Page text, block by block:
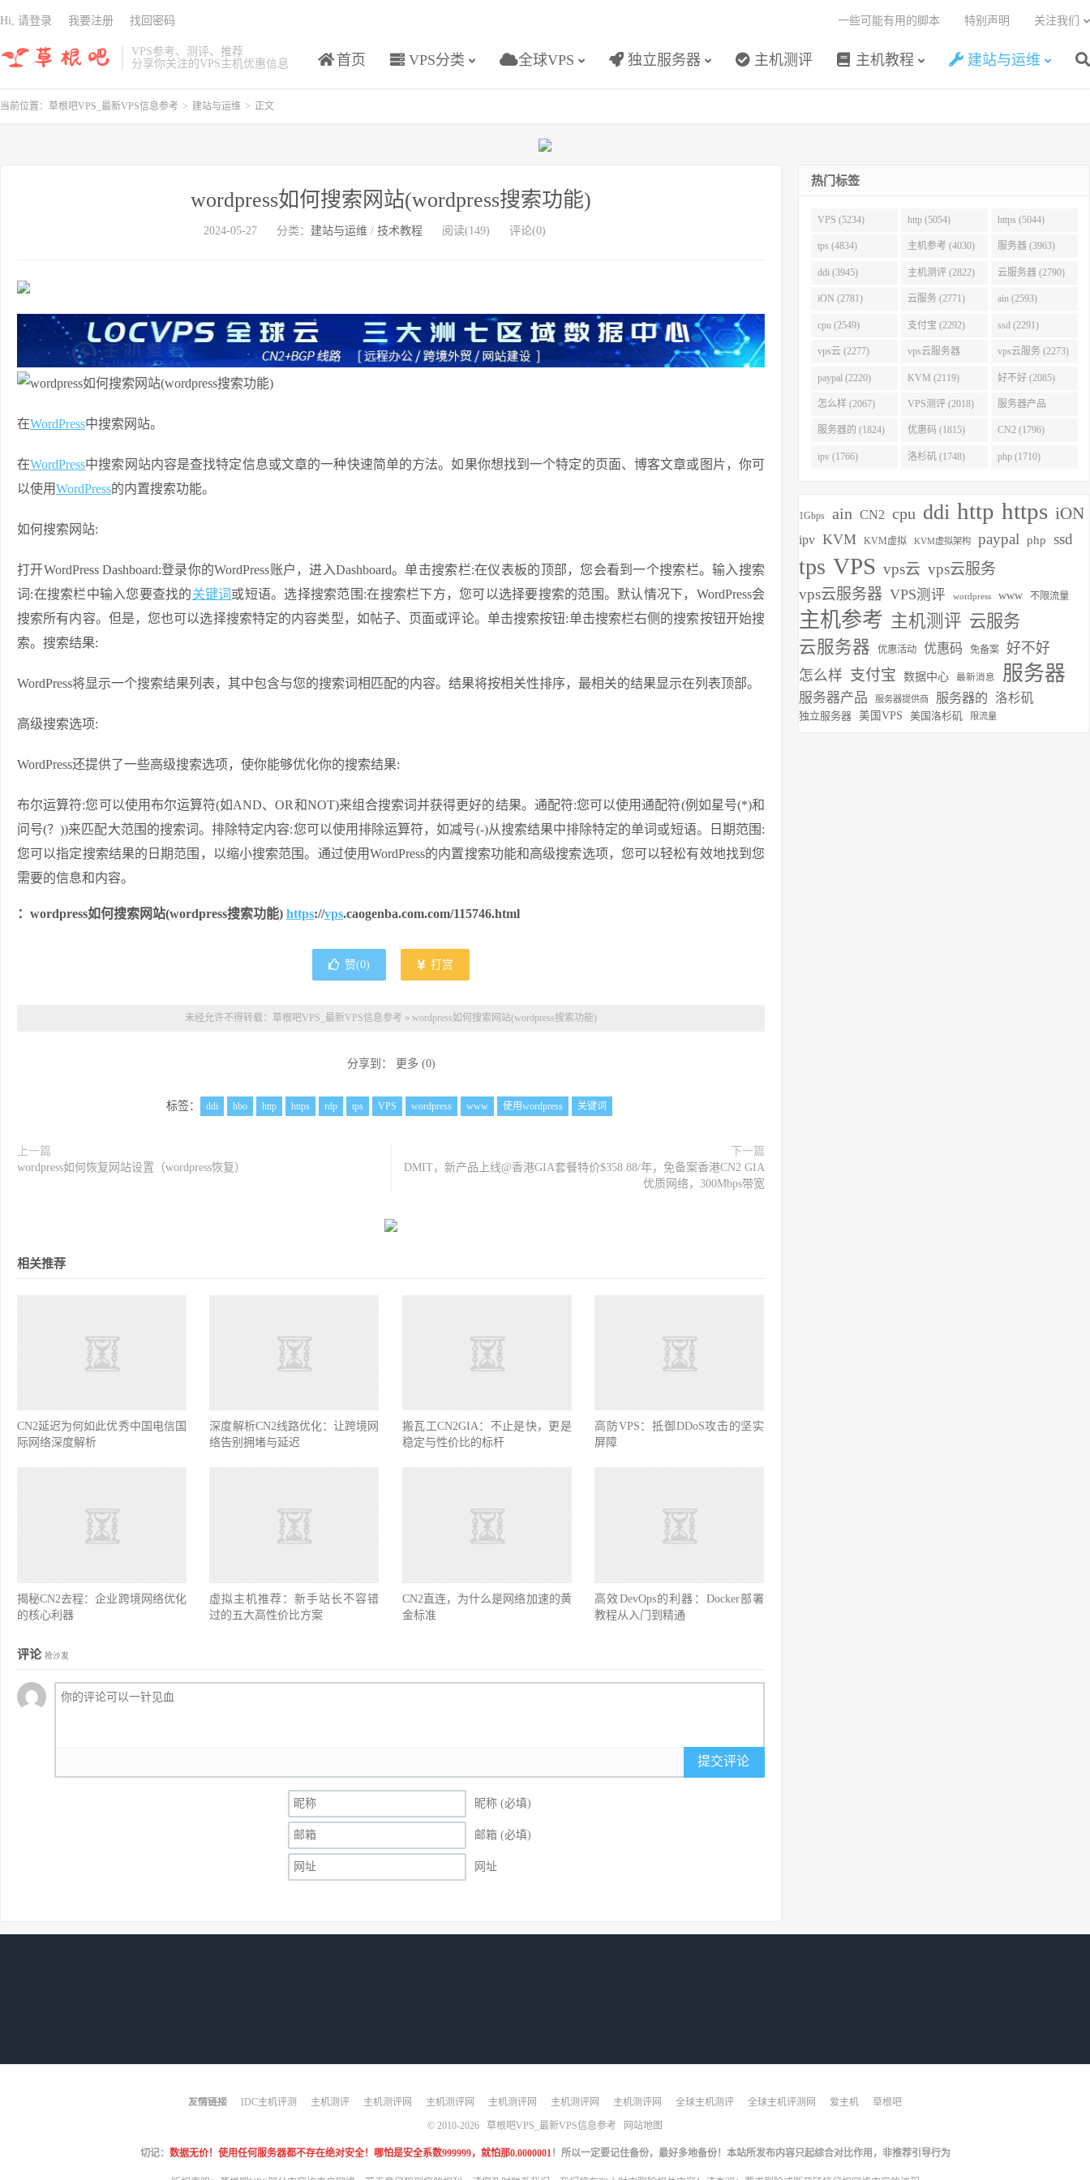
VPS参考、测评、推荐
分享你关注的VPS主机优惠信息
首页 VPS分类 全球VPS 独立服务器 主机测评 主机教程 建站与运维
一些可能有用的脚本 特别声明 关注我们
Hi, 请登录 我要注册 找回密码
当前位置： 草根吧VPS_最新VPS信息参考 > 建站与运维 > 正文
wordpress如何搜索网站(wordpress搜索功能)
2024-05-27 分类： 建站与运维 / 技术教程 阅读(149) 评论(0)
在WordPress中搜索网站。
在WordPress中搜索网站内容是查找特定信息或文章的一种快速简单的方法。如果你想找到一个特定的页面、博客文章或图片，你可
以使用WordPress的内置搜索功能。
如何搜索网站:
打开WordPress Dashboard:登录你的WordPress账户，进入Dashboard。单击搜索栏:在仪表板的顶部，您会看到一个搜索栏。输入搜索
词:在搜索栏中输入您要查找的关键词 或短语。选择搜索范围:在搜索栏下方，您可以选择要搜索的范围。默认情况下，WordPress会
搜索所有内容。但是，您也可以选择搜索特定的内容类型，如帖子、页面或评论。单击搜索按钮:单击搜索栏右侧的搜索按钮开始搜
索。搜索结果:
WordPress将显示一个搜索结果列表，其中包含与您的搜索词相匹配的内容。结果将按相关性排序，最相关的结果显示在列表顶部。
高级搜索选项:
WordPress还提供了一些高级搜索选项，使你能够优化你的搜索结果:
布尔运算符:您可以使用布尔运算符(如AND、OR和NOT)来组合搜索词并获得更好的结果。通配符:您可以使用通配符(例如星号(*)和
问号(？))来匹配大范围的搜索词。排除特定内容:您可以使用排除运算符，如减号(-)从搜索结果中排除特定的单词或短语。日期范围:
您可以指定搜索结果的日期范围，以缩小搜索范围。通过使用WordPress的内置搜索功能和高级搜索选项，您可以轻松有效地找到您
需要的信息和内容。
：wordpress如何搜索网站(wordpress搜索功能) https://vps.caogenba.com.com/115746.html
赞(0) 打赏
未经允许不得转载： 草根吧VPS_最新VPS信息参考 » wordpress如何搜索网站(wordpress搜索功能)
分享到： 更多 (0)
标签： ddi hbo http https rdp tps VPS wordpress www 使用wordpress 关键词
上一篇
wordpress如何恢复网站设置（wordpress恢复）
下一篇
DMIT，新产品上线@香港GIA套餐特价$358.88/年，免备案香港CN2 GIA
优质网络，300Mbps带宽
相关推荐
CN2延迟为何如此优秀中国电信国
际网络深度解析
深度解析CN2线路优化：让跨境网
络告别拥堵与延迟
搬瓦工CN2GIA：不止是快，更是
稳定与性价比的标杆
高防VPS：抵御DDoS攻击的坚实
屏障
揭秘CN2去程：企业跨境网络优化
的核心利器
虚拟主机推荐：新手站长不容错
过的五大高性价比方案
CN2直连，为什么是网络加速的黄
金标准
高效DevOps的利器：Docker部署
教程从入门到精通
评论 抢沙发
提交评论
昵称 (必填)
邮箱 (必填)
网址
热门标签
VPS (5234) http (5054) https (5044)
tps (4834) 主机参考 (4030) 服务器 (3963)
ddi (3945) 主机测评 (2822) 云服务器 (2790)
iON (2781) 云服务 (2771) ain (2593)
cpu (2549) 支付宝 (2292) ssd (2291)
vps云 (2277) vps云服务器
(2275)
vps云服务 (2273)
paypal (2220) KVM (2119) 好不好 (2085)
怎么样 (2067) VPS测评 (2018) 服务器产品
(1938)
服务器的 (1824) 优惠码 (1815) CN2 (1796)
ipv (1766) 洛杉矶 (1748) php (1710)
1Gbps ain CN2 cpu ddi http https iON
ipv KVM KVM虚拟 KVM虚拟架构 paypal php ssd
tps VPS vps云 vps云服务
vps云服务器 VPS测评 wordpress www 不限流量
主机参考 主机测评 云服务
云服务器
优惠活动 优惠码 免备案
好不好
怎么样 支付宝 数据中心 最新消息 服务器
服务器产品 服务器提供商 服务器的 洛杉矶
独立服务器 美国VPS 美国洛杉矶 限流量
友情链接 IDC主机评测 主机测评 主机测评网 主机测评网 主机测评网 主机测评网 主机测评网 全球主机测评 全球主机评测网 爱主机 草根吧
© 2010-2026 草根吧VPS_最新VPS信息参考 网站地图
切记： 数据无价！使用任何服务器都不存在绝对安全！哪怕是安全系数999999，就怕那0.0000001 ！所以一定要记住备份，最好多地备份！本站所发布内容只起综合对比作用，非推荐引导行为